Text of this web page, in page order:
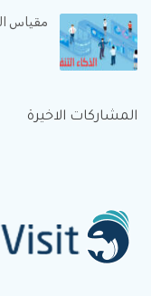
مقياس
المشاركات الاخيرة